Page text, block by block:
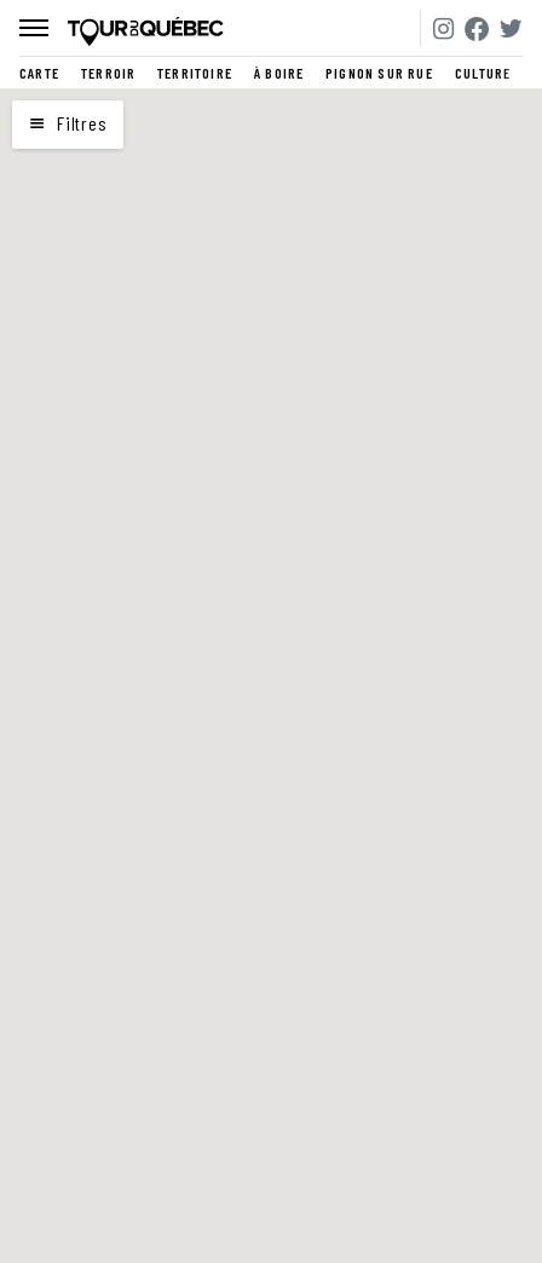
CARTE TERROIR TERRITOIRE À BOIRE PIGNON SUR RUE CULTURE
CARTE
Filtres